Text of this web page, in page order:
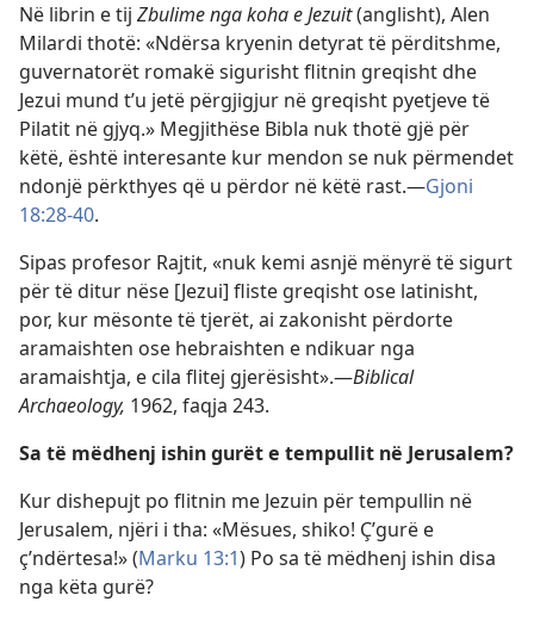
Në librin e tij Zbulime nga koha e Jezuit(anglisht), Alen
Milardi thotë: «Ndërsa kryenin detyrat të përditshme,
guvernatorët romakë sigurisht flitnin greqisht dhe
Jezui mund t’u jetë përgjigjur në greqisht pyetjeve të
Pilatit në gjyq.» Megjithëse Bibla nuk thotë gjë për
këtë, është interesante kur mendon se nuk përmendet
ndonjë përkthyes që u përdor në këtë rast.—Gjoni
18:28-40.
Sipas profesor Rajtit, «nuk kemi asnjë mënyrë të sigurt
për të ditur nëse [Jezui] fliste greqisht ose latinisht,
por, kur mësonte të tjerët, ai zakonisht përdorte
aramaishten ose hebraishten e ndikuar nga
aramaishtja, e cila flitej gjerësisht».—Biblical
Archaeology, 1962, faqja 243.
Sa të mëdhenj ishin gurët e tempullit në Jerusalem?
Kur dishepujt po flitnin me Jezuin për tempullin në
Jerusalem, njëri i tha: «Mësues, shiko! Ç’gurë e
ç’ndërtesa!» (Marku 13:1) Po sa të mëdhenj ishin disa
nga këta gurë?